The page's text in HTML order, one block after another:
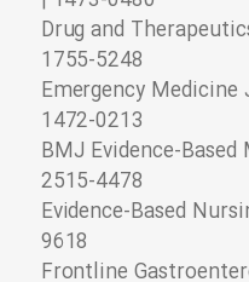
Drug and
1755-5248
Emergency
1472-0213
BMJ Evidence-
2515-4478
Evidence-Based
9618
Frontline